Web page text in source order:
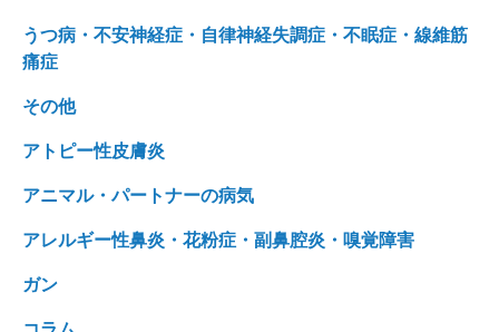
うつ病・不安神経症・自律神経失調症・不眠症・線維筋
痛症
その他
アトピー性皮膚炎
アニマル・パートナーの病気
アレルギー性鼻炎・花粉症・副鼻腔炎・嗅覚障害
ガン